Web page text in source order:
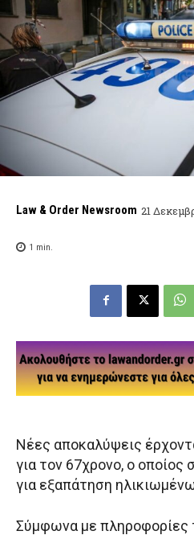
Law & Order Newsroom 21
1 min.
Νέες αποκαλύψεις
για τον 67χρονο, ο
για εξαπάτηση
Σύμφωνα με πληροφορίες